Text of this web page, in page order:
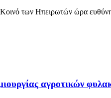
των Ηπειρωτών ώρα
αγροτικών